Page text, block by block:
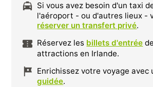
Si vous avez besoin d'un taxi
l'aéroport - ou d'autres lieux -
réserver un transfert privé.
Réservez les billets d'entrée
attractions en Irlande.
Enrichissez votre voyage avec
guidée.